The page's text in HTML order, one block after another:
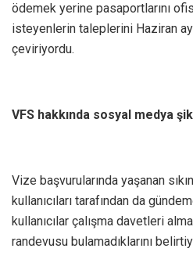
ödemek yerine pasaportlarını
isteyenlerin taleplerini Haziran
çeviriyordu.
VFS hakkında sosyal medya
Vize başvurularında yaşanan
kullanıcıları tarafından da
kullanıcılar çalışma davetleri
randevusu bulamadıklarını